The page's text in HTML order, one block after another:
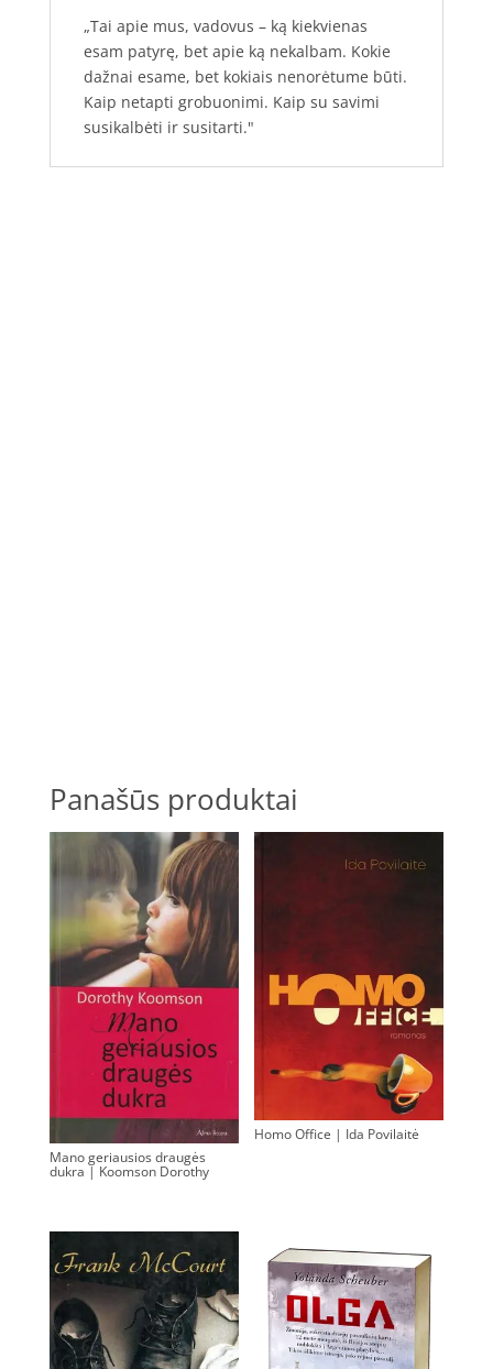
„Tai apie mus, vadovus – ką kiekvienas
esam patyrę, bet apie ką nekalbam. Kokie
dažnai esame, bet kokiais nenorėtume būti.
Kaip netapti grobuonimi. Kaip su savimi
susikalbėti ir susitarti."
Panašūs produktai
Mano geriausios draugės
dukra | Koomson Dorothy
Homo Office | Ida Povilaitė